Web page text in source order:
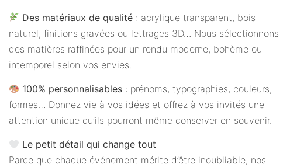
Des matériaux de qualité : acrylique transparent, bois
naturel, finitions gravées ou lettrages 3D… Nous sélectionnons
des matières raffinées pour un rendu moderne, bohème ou
intemporel selon vos envies.
100% personnalisables : prénoms, typographies, couleurs,
formes… Donnez vie à vos idées et offrez à vos invités une
attention unique qu’ils pourront même conserver en souvenir.
Le petit détail qui change tout
Parce que chaque événement mérite d’être inoubliable, nos